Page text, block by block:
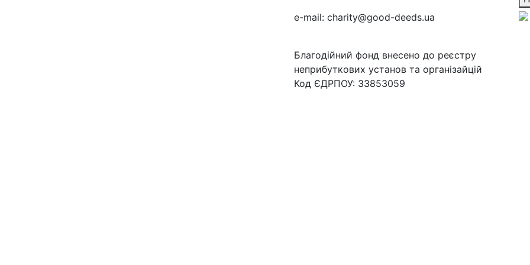
e-mail: charity@good-deeds.ua
Благодійний фонд внесено до реєстру
неприбуткових установ та організайцій
Код ЄДРПОУ: 33853059